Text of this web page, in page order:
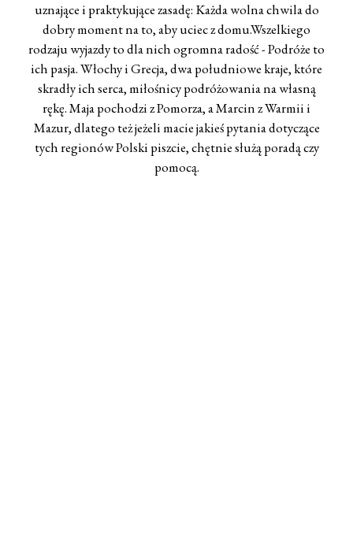
uznające i praktykujące zasadę: Każda wolna chwila do
dobry moment na to, aby uciec z domu.Wszelkiego
rodzaju wyjazdy to dla nich ogromna radość - Podróże to
ich pasja. Włochy i Grecja, dwa południowe kraje, które
skradły ich serca, miłośnicy podróżowania na własną
rękę. Maja pochodzi z Pomorza, a Marcin z Warmii i
Mazur, dlatego też jeżeli macie jakieś pytania dotyczące
tych regionów Polski piszcie, chętnie służą poradą czy
pomocą.